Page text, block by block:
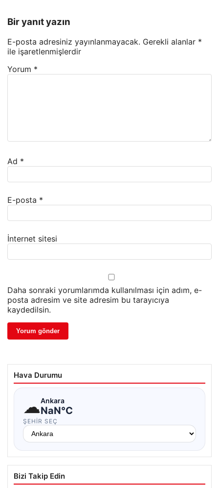
Bir yanıt yazın
E-posta adresiniz yayınlanmayacak. Gerekli alanlar *
ile işaretlenmişlerdir
Yorum *
Ad *
E-posta *
İnternet sitesi
Daha sonraki yorumlarımda kullanılması için adım, e-
posta adresim ve site adresim bu tarayıcıya
kaydedilsin.
Hava Durumu
☁Ankara
NaN°C
ŞEHIR SEÇ
Bizi Takip Edin